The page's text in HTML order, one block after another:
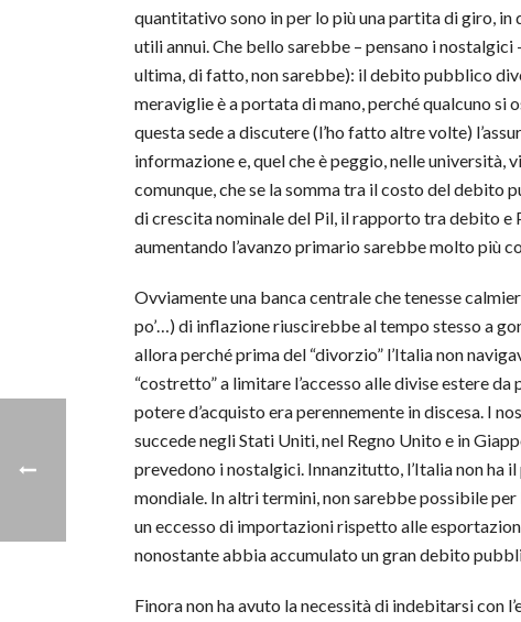
quantitativo sono in per lo più una partita di giro,
utili annui. Che bello sarebbe – pensano i
ultima, di fatto, non sarebbe): il debito pubblico
meraviglie è a portata di mano, perché qualcuno si
questa sede a discutere (l’ho fatto altre volte)
informazione e, quel che è peggio, nelle università,
comunque, che se la somma tra il costo del debito
di crescita nominale del Pil, il rapporto tra debito e
aumentando l’avanzo primario sarebbe molto più
Ovviamente una banca centrale che tenesse
po’…) di inflazione riuscirebbe al tempo stesso a
allora perché prima del “divorzio” l’Italia non
“costretto” a limitare l’accesso alle divise estere
potere d’acquisto era perennemente in discesa. I
succede negli Stati Uniti, nel Regno Unito e in
prevedono i nostalgici. Innanzitutto, l’Italia non ha
mondiale. In altri termini, non sarebbe possibile
un eccesso di importazioni rispetto alle
nonostante abbia accumulato un gran debito
Finora non ha avuto la necessità di indebitarsi con